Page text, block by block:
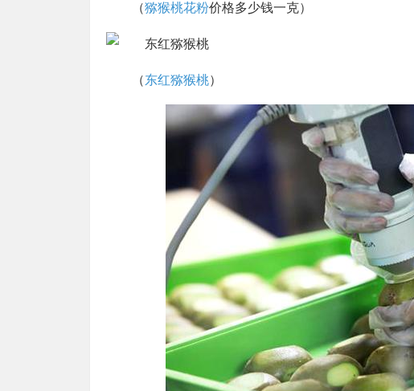
（猕猴桃花粉价格多少钱一克）
（东红猕猴桃）